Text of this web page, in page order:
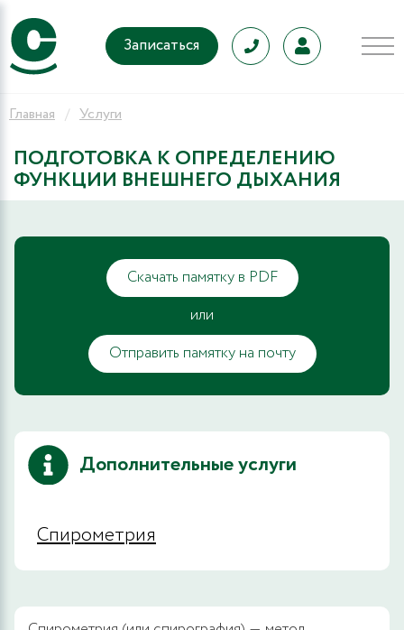
Записаться
Главная Услуги
ПОДГОТОВКА К ОПРЕДЕЛЕНИЮ
ФУНКЦИИ ВНЕШНЕГО ДЫХАНИЯ
Скачать памятку в PDF
или
Отправить памятку на почту
Дополнительные услуги
Спирометрия